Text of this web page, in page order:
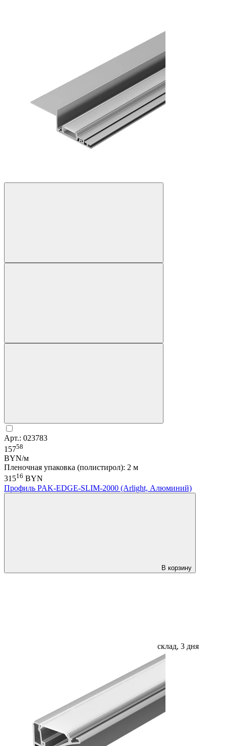
Арт.: 023783
15758
BYN/м
Пленочная упаковка (полистирол): 2 м
31516 BYN
Профиль PAK-EDGE-SLIM-2000 (Arlight, Алюминий)
В корзину
склад, 3 дня